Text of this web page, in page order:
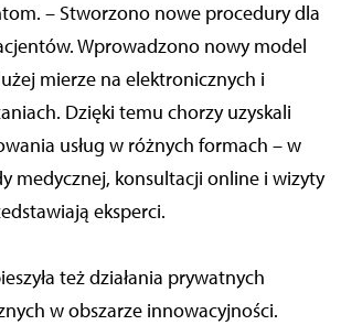
– Stworzono nowe procedury dla
Wprowadzono nowy model
mierze na elektronicznych i
Dzięki temu chorzy uzyskali
usług w różnych formach – w
medycznej, konsultacji online i wizyty
eksperci.
też działania prywatnych
w obszarze innowacyjności.